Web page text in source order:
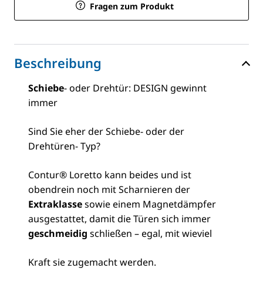
Fragen zum Produkt
Beschreibung
Schiebe- oder Drehtür: DESIGN gewinnt
immer
Sind Sie eher der Schiebe- oder der
Drehtüren- Typ?
Contur® Loretto kann beides und ist
obendrein noch mit Scharnieren der
Extraklassesowie einem Magnetdämpfer
ausgestattet, damit die Türen sich immer
geschmeidig schließen – egal, mit wieviel
Kraft sie zugemacht werden.